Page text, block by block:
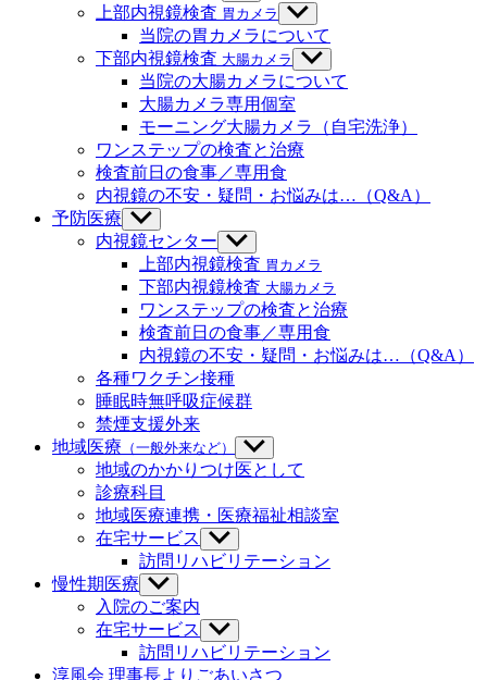
ブ
メ
ュ
ー
を
表
示
上部内視鏡検査 胃カメラ
サ
ブ
メ
ニ
ュ
ー
を
表
当院の胃カメラについて
下部内視鏡検査 大腸カメラ
サ
ブ
ニ
ュ
ー
表
当院の大腸カメラについて
大腸カメラ専用個室
モーニング大腸カメラ（自宅洗浄）
ワンステップの検査と治療
検査前日の食事／専用食
内視鏡の不安・疑問・お悩みは…（Q&A）
予防医療 サ
ブ
ニ
ュ
ー
を
表
示
内視鏡センター サ
ブ
メ
ニ
ュ
ー
を
表
示
上部内視鏡検査 胃カメラ
下部内視鏡検査 大腸カメラ
ワンステップの検査と治療
検査前日の食事／専用食
内視鏡の不安・疑問・お悩みは…（Q&A）
各種ワクチン接種
睡眠時無呼吸症候群
禁煙支援外来
地域医療 （一般外来など）
サ
ブ
ニ
ュ
を
地域のかかりつけ医として
診療科目
地域医療連携・医療福祉相談室
在宅サービス
サ
ブ
ュ
ー
を
表
訪問リハビリテーション
慢性期医療 サ
ブ
ニ
ュ
入院のご案内
在宅サービス
サ
ブ
メ
訪問リハビリテーション
淳風会 理事長よりごあいさつ